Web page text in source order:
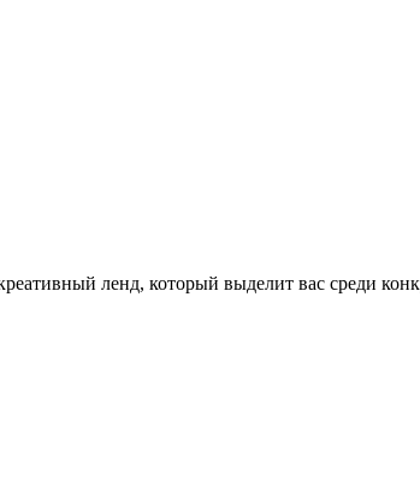
ленд, который выделит вас среди